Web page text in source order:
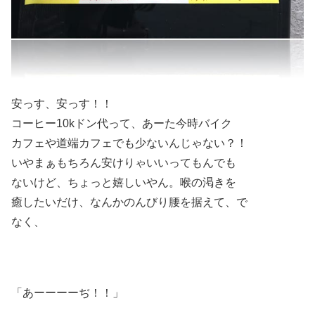
安っす、安っす！！
コーヒー10kドン代って、あーた今時バイク
カフェや道端カフェでも少ないんじゃない？！
いやまぁもちろん安けりゃいいってもんでも
ないけど、ちょっと嬉しいやん。喉の渇きを
癒したいだけ、なんかのんびり腰を据えて、で
なく、
「あーーーーぢ！！」